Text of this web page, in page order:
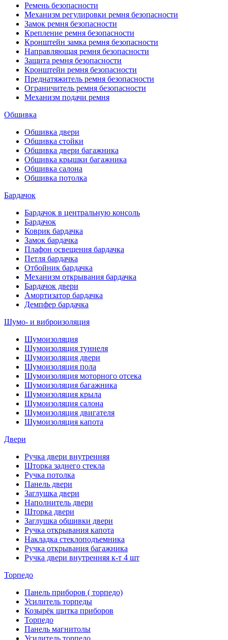
Ремень безопасности
Механизм регулировки ремня безопасности
Замок ремня безопасности
Крепление ремня безопасности
Кронштейн замка ремня безопасности
Направляющая ремня безопасности
Защита ремня безопасности
Кронштейн ремня безопасности
Преднатяжитель ремня безопасности
Ограничитель ремня безопасности
Механизм подачи ремня
Обшивка
Обшивка двери
Обшивка стойки
Обшивка двери багажника
Обшивка крышки багажника
Обшивка салона
Обшивка потолка
Бардачок
Бардачок в центральную консоль
Бардачок
Коврик бардачка
Замок бардачка
Плафон освещения бардачка
Петля бардачка
Отбойник бардачка
Механизм открывания бардачка
Бардачок двери
Амортизатор бардачка
Демпфер бардачка
Шумо- и виброизоляция
Шумоизоляция
Шумоизоляция туннеля
Шумоизоляция двери
Шумоизоляция пола
Шумоизоляция моторного отсека
Шумоизоляция багажника
Шумоизоляция крыла
Шумоизоляция салона
Шумоизоляция двигателя
Шумоизоляция капота
Двери
Ручка двери внутренняя
Шторка заднего стекла
Ручка потолка
Панель двери
Заглушка двери
Наполнитель двери
Шторка двери
Заглушка обшивки двери
Ручка открывания капота
Накладка стеклоподъемника
Ручка открывания багажника
Ручка двери внутренняя к-т 4 шт
Торпедо
Панель приборов ( торпедо)
Усилитель торпеды
Козырёк щитка приборов
Торпедо
Панель магнитолы
Усилитель торпедо